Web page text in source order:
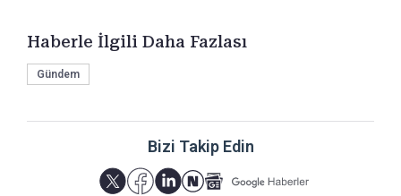
Haberle İlgili Daha Fazlası
Gündem
Bizi Takip Edin